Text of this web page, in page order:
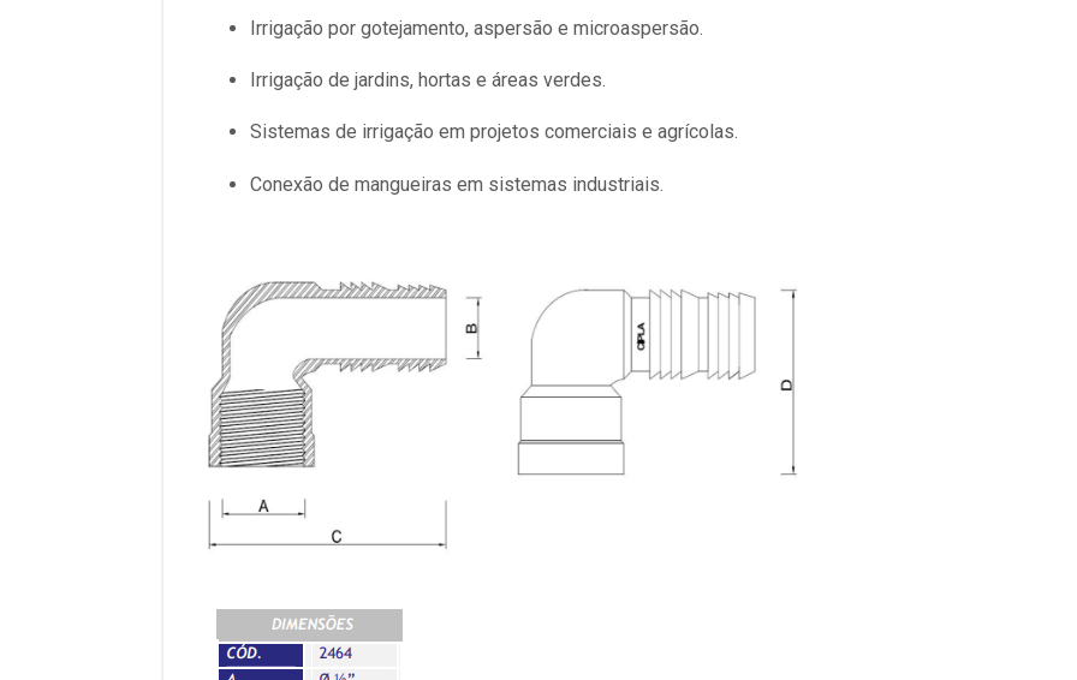
Irrigação por gotejamento, aspersão e microaspersão.
Irrigação de jardins, hortas e áreas verdes.
Sistemas de irrigação em projetos comerciais e agrícolas.
Conexão de mangueiras em sistemas industriais.